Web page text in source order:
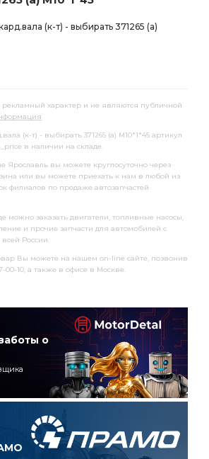
(к-т) - выбирать 371265 (а)
характер и не являются публичной
(к-т) - выбирать 371265 (а) М10*1*45 артикул
в наличии на складе.
Ярославль вы можете круглосуточно через
или вы можете приехать к нам в любой из
филиалов по продаже автозапчастей
можно заказать двигатели, топливные насосы,
и прочие запчасти для автомобилей с
России.
Вы можете на нашем on-line сайте, позвонив
00-10, а также в офисе в Москве.
о